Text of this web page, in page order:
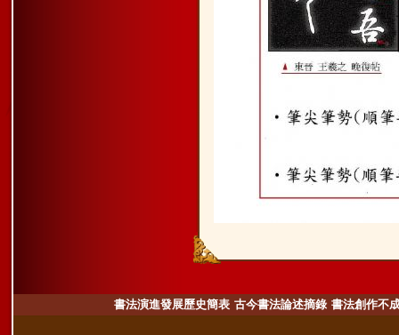
書法演進發展歷史簡表 古今書法論述摘錄 書法創作不